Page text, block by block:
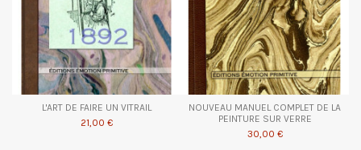
L'ART DE FAIRE UN VITRAIL
21,00 €
NOUVEAU MANUEL COMPLET DE LA
PEINTURE SUR VERRE
30,00 €